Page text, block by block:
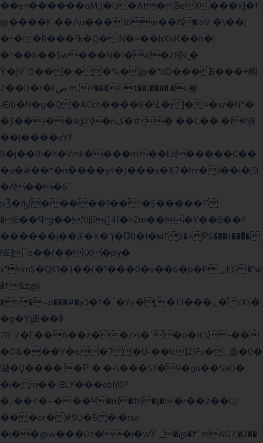
��e<������qM;)�U�At�8eX���x]�f
@����K ��/\u���3bw��מ�ioV �\��|
�^��R���?k�Q�:N�=��hXkiK��h�|
�^��b��$w���N�I�w�Z8Ɲ ͚�
Ŷ�įV`O���:��%�@�*ʊD���B���+櫥
Z��D�r�Fص m Iʶ���F.t��)����.�L뢅
Æi0�N�g�Q�ACch����8�\L�j]�=�w�N*�
�$��)��ag2\�nک�#<� ��C�� �IR얲
��|����eY?
8�j��8I�h�Vmk����m��Eh�����C��
�a�#��*�n����y<�)���s�X7�hv�J��i�[9
�A���6`
pǮ�ԡ(�����1��^�$�����I־
�E��Ϥ^g��'0|ꠓ[[4ΐ�>Zm���Y��B��?
������j��JF�X�ך�Ʊ0�I�мT2�>P̶S���t���ͩ�
NE]`is��(��\X�py�
x"HmS�QK1�3��(�1���0�v��b�p�P؃;EG�"w
�f&z@|
�h�~p���#�yכ�f�`�Yv�[�t3���ۑ� zX\�
�g�YgB��龺
7B`Z�E��6��ȥ��/>\�`�o�JC\ -��
�O&���Y�o�7 �U-��lc|2}Fs�_촢�0�
瀜�Ų����.�Ρ �.�-\���5f�9�gu��5aO�
�i�m��-BLY���ebh!0?
�,;��4�~���Ҹ�m�th�|j�ᇞ�r��2��U/
���or�#9U�5 �i�rsa
�i��@w���Dt��i�wӰ _�@�٣`mAG7;�2��